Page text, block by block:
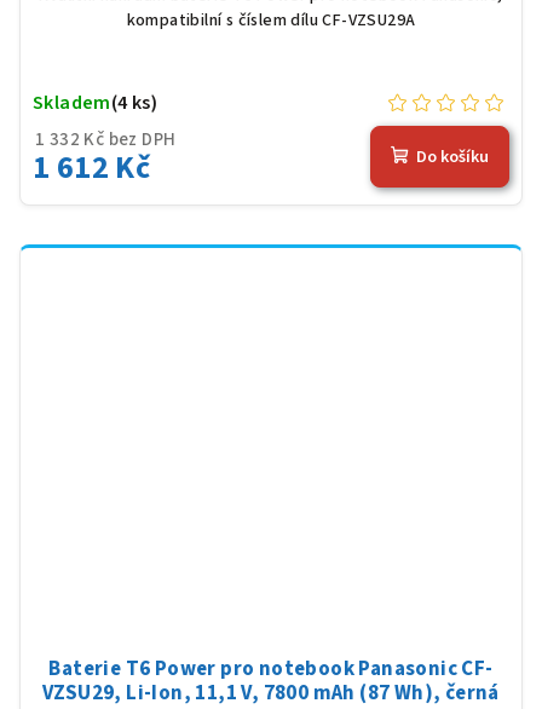
kompatibilní s číslem dílu CF-VZSU29A
1 332 Kč bez DPH
1 612 Kč
Skladem(4 ks)
Do košíku
Baterie T6 Power pro notebook Panasonic CF-
VZSU29, Li-Ion, 11,1 V, 7800 mAh (87 Wh), černá